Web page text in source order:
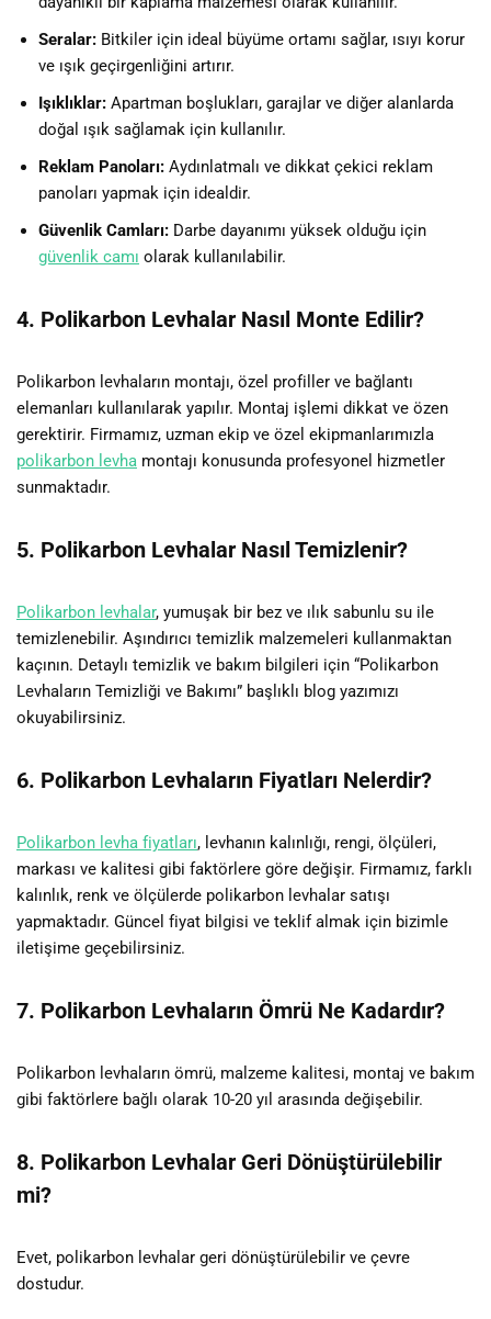
Seralar: Bitkiler için ideal büyüme ortamı sağlar, ısıyı korur
ve ışık geçirgenliğini artırır.
Işıklıklar: Apartman boşlukları, garajlar ve diğer alanlarda
doğal ışık sağlamak için kullanılır.
Reklam Panoları: Aydınlatmalı ve dikkat çekici reklam
panoları yapmak için idealdir.
Güvenlik Camları: Darbe dayanımı yüksek olduğu için
güvenlik camı olarak kullanılabilir.
4. Polikarbon Levhalar Nasıl Monte Edilir?
Polikarbon levhaların montajı, özel profiller ve bağlantı
elemanları kullanılarak yapılır. Montaj işlemi dikkat ve özen
gerektirir. Firmamız, uzman ekip ve özel ekipmanlarımızla
polikarbon levha montajı konusunda profesyonel hizmetler
sunmaktadır.
5. Polikarbon Levhalar Nasıl Temizlenir?
Polikarbon levhalar, yumuşak bir bez ve ılık sabunlu su ile
temizlenebilir. Aşındırıcı temizlik malzemeleri kullanmaktan
kaçının. Detaylı temizlik ve bakım bilgileri için “Polikarbon
Levhaların Temizliği ve Bakımı” başlıklı blog yazımızı
okuyabilirsiniz.
6. Polikarbon Levhaların Fiyatları Nelerdir?
Polikarbon levha fiyatları, levhanın kalınlığı, rengi, ölçüleri,
markası ve kalitesi gibi faktörlere göre değişir. Firmamız, farklı
kalınlık, renk ve ölçülerde polikarbon levhalar satışı
yapmaktadır. Güncel fiyat bilgisi ve teklif almak için bizimle
iletişime geçebilirsiniz.
7. Polikarbon Levhaların Ömrü Ne Kadardır?
Polikarbon levhaların ömrü, malzeme kalitesi, montaj ve bakım
gibi faktörlere bağlı olarak 10-20 yıl arasında değişebilir.
8. Polikarbon Levhalar Geri Dönüştürülebilir
mi?
Evet, polikarbon levhalar geri dönüştürülebilir ve çevre
dostudur.